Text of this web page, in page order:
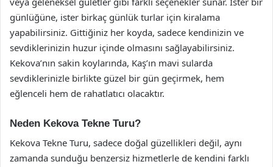
günlüğüne, ister birkaç günlük turlar için kiralama
yapabilirsiniz. Gittiğiniz her koyda, sadece kendinizin ve
sevdiklerinizin huzur içinde olmasını sağlayabilirsiniz.
Kekova’nın sakin koylarında, Kaş’ın mavi sularda
sevdiklerinizle birlikte güzel bir gün geçirmek, hem
eğlenceli hem de rahatlatıcı olacaktır.
Neden Kekova Tekne Turu?
Kekova Tekne Turu, sadece doğal güzellikleri değil, aynı
zamanda sunduğu benzersiz hizmetlerle de kendini farklı